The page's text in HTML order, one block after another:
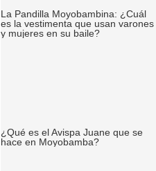
La Pandilla Moyobambina: ¿Cuál
es la vestimenta que usan varones
y mujeres en su baile?
¿Qué es el Avispa Juane que se
hace en Moyobamba?